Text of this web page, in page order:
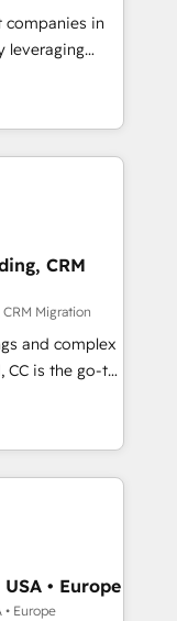
vos logiciels
🎓
companies in
leveraging
and
offer spans
in CRM
design, sales
companies
committed to
their
through
integration of
Would
125+
certified
French.
CRM
Migration
and complex
CC is the go-to
ready to
We specialize
and
NetSuite,
Wix,
operations and
• Europe
• Europe